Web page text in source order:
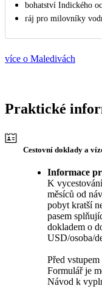
bohatství Indického
ráj pro milovníky
více o Maledivách
Praktické
Cestovní doklady a
Informace
K
měsíců od
pobyt kratší
pasem
dokladem o
USD/osoba/
Před
Formulář je
Návod k